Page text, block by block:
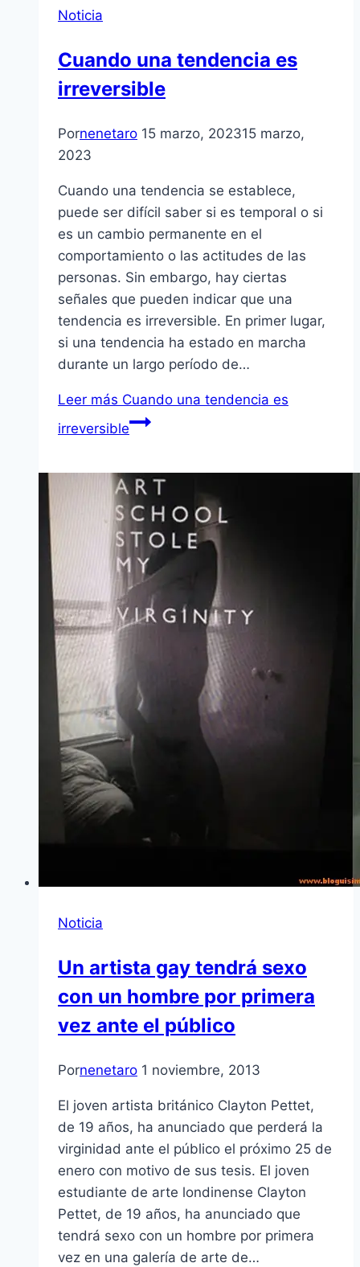
Noticia
Cuando una tendencia es
irreversible
Pornenetaro 15 marzo, 202315 marzo,
2023
Cuando una tendencia se establece,
puede ser difícil saber si es temporal o si
es un cambio permanente en el
comportamiento o las actitudes de las
personas. Sin embargo, hay ciertas
señales que pueden indicar que una
tendencia es irreversible. En primer lugar,
si una tendencia ha estado en marcha
durante un largo período de…
Leer más Cuando una tendencia es
irreversible
Noticia
Un artista gay tendrá sexo
con un hombre por primera
vez ante el público
Pornenetaro 1 noviembre, 2013
El joven artista británico Clayton Pettet,
de 19 años, ha anunciado que perderá la
virginidad ante el público el próximo 25 de
enero con motivo de sus tesis. El joven
estudiante de arte londinense Clayton
Pettet, de 19 años, ha anunciado que
tendrá sexo con un hombre por primera
vez en una galería de arte de…